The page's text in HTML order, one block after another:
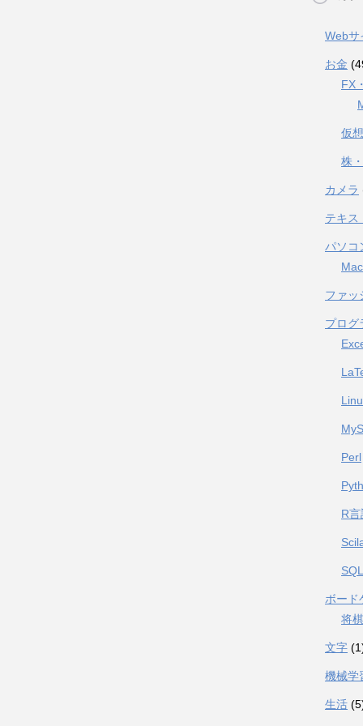
Webサ
お金
FX
仮
株
カメラ
テキス
パソコ
Mac
ファッ
プログ
Perl
R言
ボード
将棋
文字
機械学
生活